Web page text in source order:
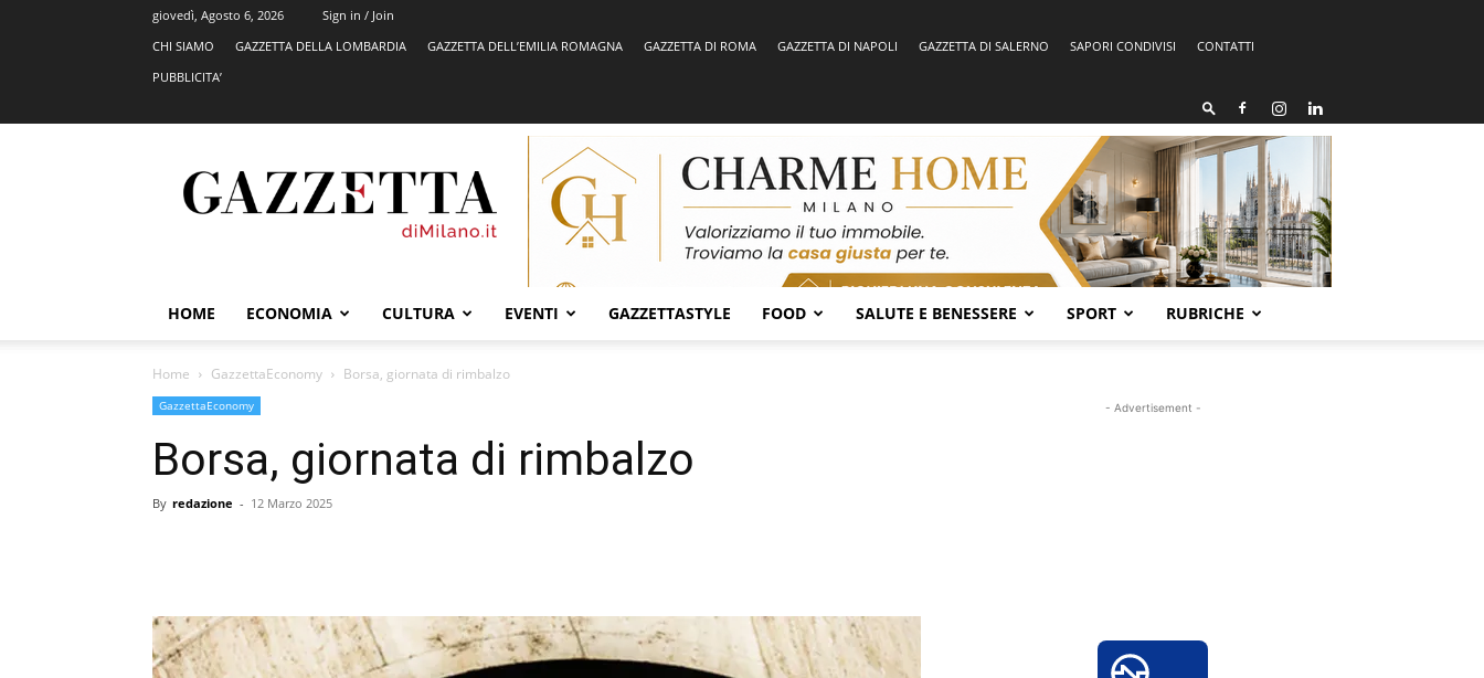
giovedì, Agosto 6, 2026
Sign in / Join
CHI SIAMO
GAZZETTA DELLA LOMBARDIA GAZZETTA DELL’EMILIA ROMAGNA GAZZETTA DI ROMA GAZZETTA DI NAPOLI GAZZETTA DI SALERNO SAPORI CONDIVISI
CONTATTI
PUBBLICITA’
HOME ECONOMIA CULTURA EVENTI GAZZETTASTYLE FOOD SALUTE E BENESSERE SPORT RUBRICHE
Home GazzettaEconomy Borsa, giornata di rimbalzo
GazzettaEconomy
Borsa, giornata di rimbalzo
By redazione - 12 Marzo 2025
- Advertisement -